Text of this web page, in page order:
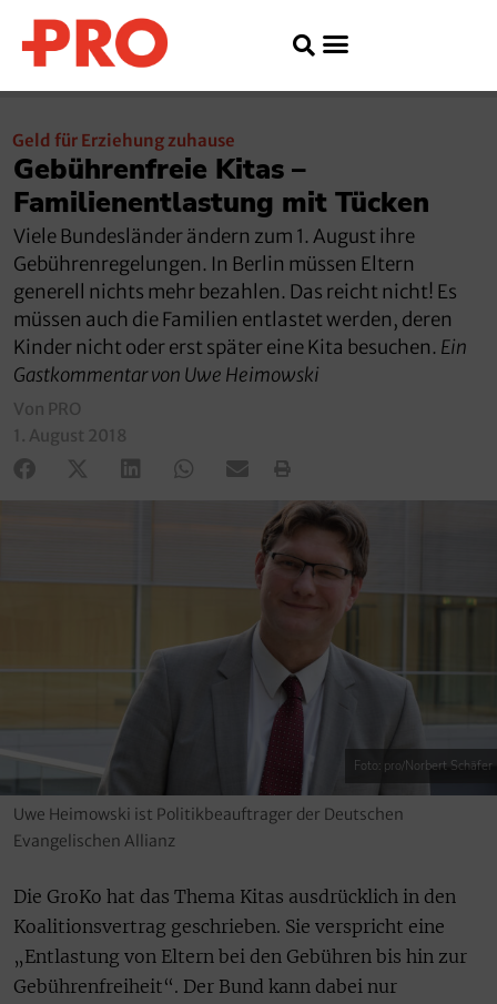
Geld für Erziehung zuhause
Gebührenfreie Kitas –
Familienentlastung mit Tücken
Viele Bundesländer ändern zum 1. August ihre
Gebührenregelungen. In Berlin müssen Eltern
generell nichts mehr bezahlen. Das reicht nicht! Es
müssen auch die Familien entlastet werden, deren
Kinder nicht oder erst später eine Kita besuchen. Ein
Gastkommentar von Uwe Heimowski
Von PRO
1. August 2018
Foto: pro/Norbert Schäfer
Uwe Heimowski ist Politikbeauftrager der Deutschen
Evangelischen Allianz
Die GroKo hat das Thema Kitas ausdrücklich in den
Koalitionsvertrag geschrieben. Sie verspricht eine
„Entlastung von Eltern bei den Gebühren bis hin zur
Gebührenfreiheit“. Der Bund kann dabei nur